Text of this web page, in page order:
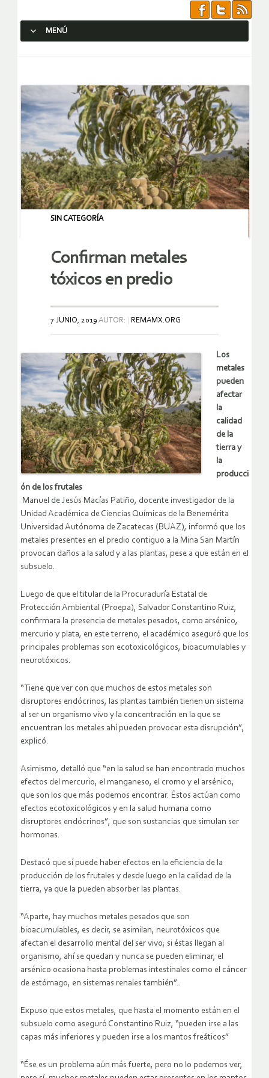
MENÚ
SIN CATEGORÍA
Confirman metales
tóxicos en predio
7 JUNIO, 2019 AUTOR: REMAMX.ORG
Los
metales
pueden
afectar
la
calidad
de la
tierra y
la
producci
ón de los frutales
Manuel de Jesús Macías Patiño, docente investigador de la
Unidad Académica de Ciencias Químicas de la Benemérita
Universidad Autónoma de Zacatecas (BUAZ), informó que los
metales presentes en el predio contiguo a la Mina San Martín
provocan daños a la salud y a las plantas, pese a que están en el
subsuelo.
Luego de que el titular de la Procuraduría Estatal de
Protección Ambiental (Proepa), Salvador Constantino Ruiz,
confirmara la presencia de metales pesados, como arsénico,
mercurio y plata, en este terreno, el académico aseguró que los
principales problemas son ecotoxicológicos, bioacumulables y
neurotóxicos.
“Tiene que ver con que muchos de estos metales son
disruptores endócrinos, las plantas también tienen un sistema
al ser un organismo vivo y la concentración en la que se
encuentran los metales ahí pueden provocar esta disrupción”,
explicó.
Asimismo, detalló que “en la salud se han encontrado muchos
efectos del mercurio, el manganeso, el cromo y el arsénico,
que son los que más podemos encontrar. Éstos actúan como
efectos ecotoxicológicos y en la salud humana como
disruptores endócrinos”, que son sustancias que simulan ser
hormonas.
Destacó que sí puede haber efectos en la eficiencia de la
producción de los frutales y desde luego en la calidad de la
tierra, ya que la pueden absorber las plantas.
“Aparte, hay muchos metales pesados que son
bioacumulables, es decir, se asimilan, neurotóxicos que
afectan el desarrollo mental del ser vivo; si éstas llegan al
organismo, ahí se quedan y nunca se pueden eliminar, el
arsénico ocasiona hasta problemas intestinales como el cáncer
de estómago, en sistemas renales también”..
Expuso que estos metales, que hasta el momento están en el
subsuelo como aseguró Constantino Ruiz, “pueden irse a las
capas más inferiores y pueden irse a los mantos freáticos”
“Ése es un problema aún más fuerte, pero no lo podemos ver,